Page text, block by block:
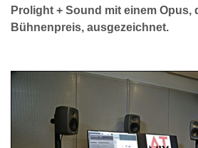
Prolight + Sound mit einem Opus,
Bühnenpreis, ausgezeichnet.